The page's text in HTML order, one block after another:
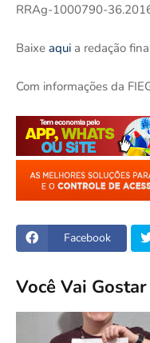
RRAg-1000790-
Baixe aqui a redação
Com informações da
Facebook
Você Vai Gostar